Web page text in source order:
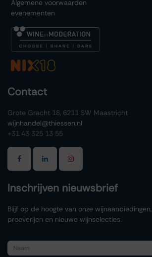
Algemene voorwaarden
evenementen
Contact
Grote Gracht 18, 6211 SW Maastricht
wijnhandel@thiessen.nl
+31 43 325 13 55
Inschrijven nieuwsbrief
Blijf op de hoogte van onze wijnaanbiedingen,
proeverijen en nieuwe wijnselecties.